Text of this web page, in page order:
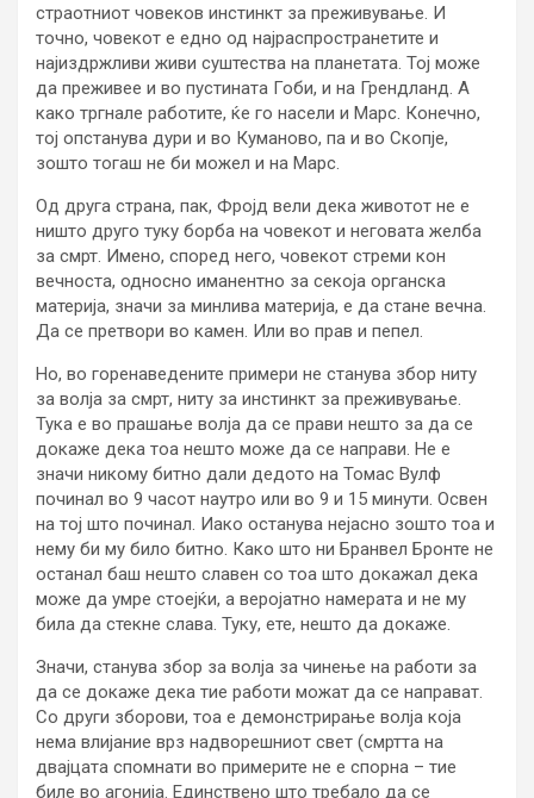
страотниот човеков инстинкт за преживување. И
точно, човекот е едно од најраспространетите и
најиздржливи живи суштества на планетата. Тој може
да преживее и во пустината Гоби, и на Грендланд. А
како тргнале работите, ќе го насели и Марс. Конечно,
тој опстанува дури и во Куманово, па и во Скопје,
зошто тогаш не би можел и на Марс.
Од друга страна, пак, Фројд вели дека животот не е
ништо друго туку борба на човекот и неговата желба
за смрт. Имено, според него, човекот стреми кон
вечноста, односно иманентно за секоја органска
материја, значи за минлива материја, е да стане вечна.
Да се претвори во камен. Или во прав и пепел.
Но, во горенаведените примери не станува збор ниту
за волја за смрт, ниту за инстинкт за преживување.
Тука е во прашање волја да се прави нешто за да се
докаже дека тоа нешто може да се направи. Не е
значи никому битно дали дедото на Томас Вулф
починал во 9 часот наутро или во 9 и 15 минути. Освен
на тој што починал. Иако останува нејасно зошто тоа и
нему би му било битно. Како што ни Бранвел Бронте не
останал баш нешто славен со тоа што докажал дека
може да умре стоејќи, а веројатно намерата и не му
била да стекне слава. Туку, ете, нешто да докаже.
Значи, станува збор за волја за чинење на работи за
да се докаже дека тие работи можат да се направат.
Со други зборови, тоа е демонстрирање волја која
нема влијание врз надворешниот свет (смртта на
двајцата спомнати во примерите не е спорна – тие
биле во агонија. Единствено што требало да се